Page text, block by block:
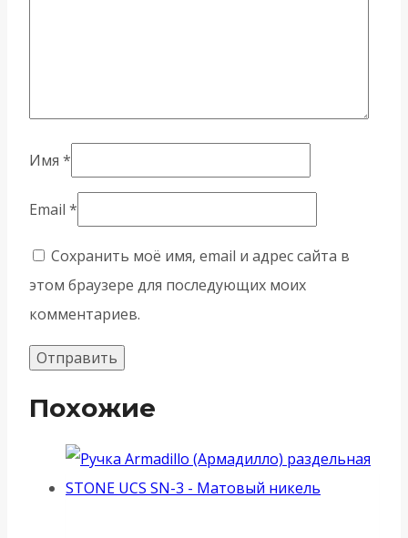
Имя *
Email *
Сохранить моё имя, email и адрес сайта в
этом браузере для последующих моих
комментариев.
Похожие